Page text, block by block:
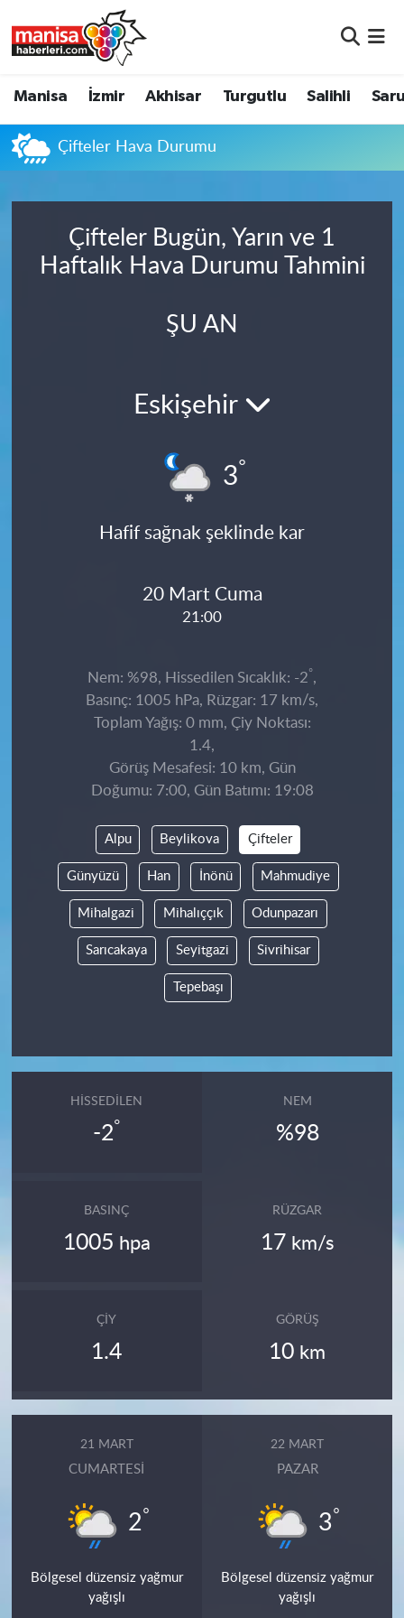
Manisa İzmir Akhisar Turgutlu Salihli
Çifteler Hava Durumu
Çifteler Bugün, Yarın ve 1
Haftalık Hava Durumu Tahmini
ŞU AN
Eskişehir
3°
Hafif sağnak şeklinde kar
20 Mart Cuma
21:00
Nem: %98, Hissedilen Sıcaklık: -2°,
Basınç: 1005 hPa, Rüzgar: 17 km/s,
Toplam Yağış: 0 mm, Çiy Noktası:
1.4,
Görüş Mesafesi: 10 km, Gün
Doğumu: 7:00, Gün Batımı: 19:08
Alpu Beylikova Çifteler
Günyüzü Han İnönü Mahmudiye
Mihalgazi Mihalıççık Odunpazarı
Sarıcakaya Seyitgazi Sivrihisar
Tepebaşı
HISSEDILEN
-2°
NEM
%98
BASINÇ
1005 hpa
RÜZGAR
17 km/s
ÇIY
1.4
GÖRÜŞ
10 km
21 MART
CUMARTESI
2°
Bölgesel düzensiz yağmur
yağışlı
22 MART
PAZAR
3°
Bölgesel düzensiz yağmur
yağışlı
Akhisar
Turgutlu
Salihli
Manisa Nöbetçi Eczaneler
Manisa Namaz Vakitleri
Manisa Trafik Yoğunluk Haritası
Süper Lig Puan Durumu ve Fikstür